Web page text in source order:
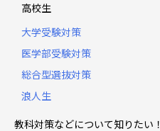
高校生
大学受験対策
医学部受験対策
総合型選抜対策
浪人生
教科対策などについて知りたい！